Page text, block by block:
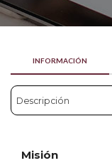
INFORMACIÓN
Misión